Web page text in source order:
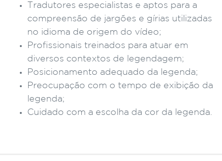
Tradutores especialistas e aptos para a
compreensão de jargões e gírias utilizadas
no idioma de origem do vídeo;
Profissionais treinados para atuar em
diversos contextos de legendagem;
Posicionamento adequado da legenda;
Preocupação com o tempo de exibição da
legenda;
Cuidado com a escolha da cor da legenda.